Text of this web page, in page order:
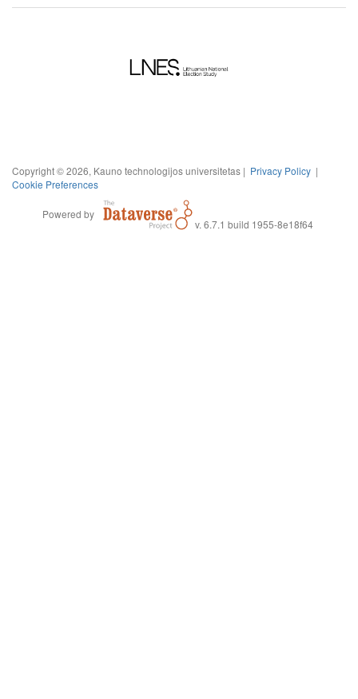
Copyright © 2026, Kauno technologijos universitetas | Privacy Policy |
Cookie Preferences
Powered by
v. 6.7.1 build 1955-8e18f64